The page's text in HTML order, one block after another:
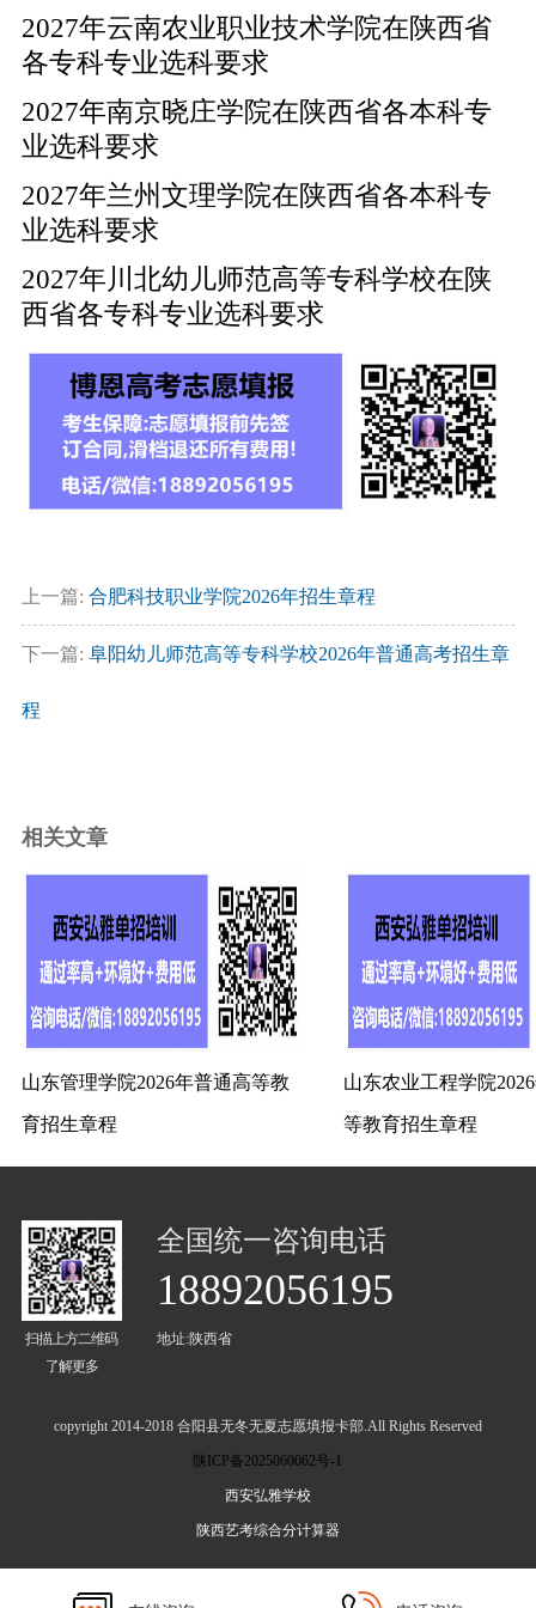
2027年云南农业职业技术学院在陕西省
各专科专业选科要求
2027年南京晓庄学院在陕西省各本科专
业选科要求
2027年兰州文理学院在陕西省各本科专
业选科要求
2027年川北幼儿师范高等专科学校在陕
西省各专科专业选科要求
上一篇: 合肥科技职业学院2026年招生章程
下一篇: 阜阳幼儿师范高等专科学校2026年普通高考招生章
程
相关文章
山东管理学院2026年普通高等教
育招生章程
山东农业工程学院
等教育招生章程
扫描上方二维码
了解更多
全国统一咨询电话
18892056195
地址:陕西省
copyright 2014-2018 合阳县无冬无夏志愿填报卡部.All Rights Reserved
陕ICP备2025060062号-1
西安弘雅学校
陕西艺考综合分计算器